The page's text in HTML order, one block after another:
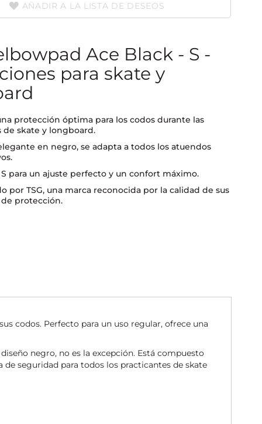
AÑADIR A LA LISTA DE DESEOS
Ace Black - S -
para skate y
protección óptima para los codos durante las
de skate y longboard.
en negro, se adapta a todos los atuendos
para un ajuste perfecto y un confort máximo.
por TSG, una marca reconocida por la calidad de sus
protección.
codos. Perfecto para un uso regular, ofrece una
negro, no es la excepción. Está compuesto
de seguridad para todos los practicantes de skate